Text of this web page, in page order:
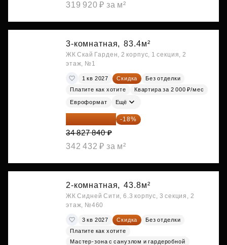
319 920 ₽ за м²
3-комнатная, 83.4м²
ЖК Скай Гарден, 2 корпус, 1 секция, 2
этаж, №1
1 кв 2027 Скидка
Без отделки
Платите как хотите
Квартира за 2 000 ₽/мес
Евроформат Ещё
28 558 829 ₽ -18%
34 827 840 ₽
342 432 ₽ за м²
2-комнатная, 43.8м²
ЖК Сидней Сити, 6.3 корпус, 3 секция, 2
этаж, №460
3 кв 2027 Скидка
Без отделки
Платите как хотите
Мастер-зона с санузлом и гардеробной